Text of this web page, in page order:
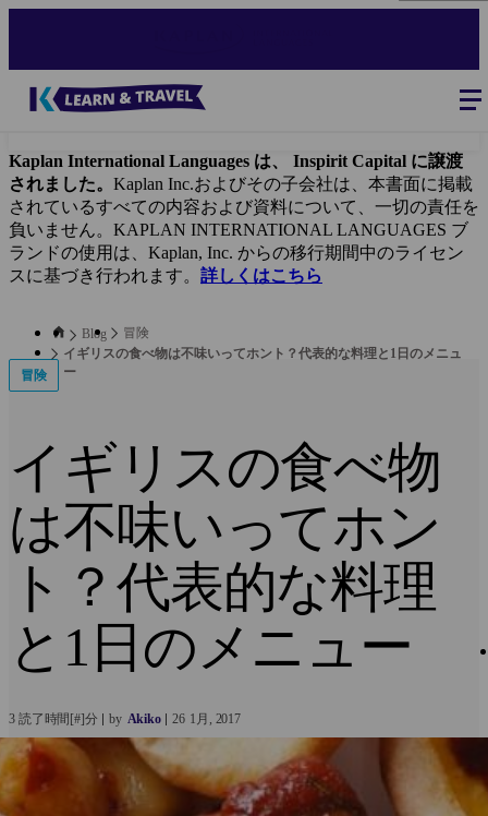
Kaplan International Languages は、 Inspirit Capital に譲渡
されました。 Kaplan Inc.およびその子会社は、本書面に掲載
されているすべての内容および資料について、一切の責任を
負いません。KAPLAN INTERNATIONAL LANGUAGES ブ
ランドの使用は、Kaplan, Inc. からの移行期間中のライセン
スに基づき行われます。 詳しくはこちら
Blog
冒険
イギリスの食べ物は不味いってホント？代表的な料理と1日のメニュ
ー
冒険
イギリスの食べ物
は不味いってホン
ト？代表的な料理
と1日のメニュー
3 読了時間[#]分 by Akiko 26 1月 2017